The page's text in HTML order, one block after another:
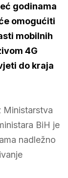
godinama
omogućiti
mobilnih
4G
do kraja
Ministarstva
BiH je
nadležno